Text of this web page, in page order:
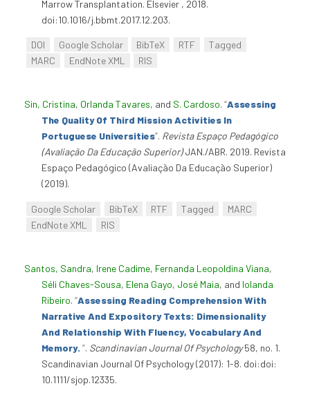
Marrow Transplantation. Elsevier , 2018.
doi:10.1016/j.bbmt.2017.12.203.
DOI Google Scholar BibTeX RTF
Tagged
MARC
EndNote XML RIS
Sin, Cristina, Orlanda Tavares, and S. Cardoso. “Assessing
The Quality Of Third Mission Activities In
Portuguese Universities”. Revista Espaço Pedagógico
(Avaliação Da Educação Superior)JAN./ABR. 2019. Revista
Espaço Pedagógico (Avaliação Da Educação Superior)
(2019).
Google Scholar BibTeX RTF Tagged
MARC
EndNote XML
RIS
Santos, Sandra, Irene Cadime, Fernanda Leopoldina Viana,
Séli Chaves-Sousa, Elena Gayo, José Maia, and Iolanda
Ribeiro. “Assessing Reading Comprehension With
Narrative And Expository Texts: Dimensionality
And Relationship With Fluency, Vocabulary And
Memory.”. Scandinavian Journal Of Psychology58, no. 1.
Scandinavian Journal Of Psychology (2017): 1-8. doi:doi:
10.1111/sjop.12335.